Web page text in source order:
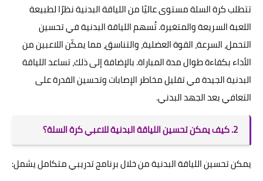
تتطلب كرة السلة مستوى عاليًا من اللياقة البدنية نظرًا لطبيعة
اللعبة السريعة والمتغيرة. تُسهم اللياقة البدنية في تحسين
التحمل، السرعة، القوة العضلية، والتناسق، مما يمكّن اللاعبين من
الأداء بكفاءة طوال مدة المباراة. بالإضافة إلى ذلك، تساعد اللياقة
البدنية الجيدة في تقليل مخاطر الإصابات وتحسين القدرة على
التعافي بعد الجهد البدني.
2. كيف يمكن تحسين اللياقة البدنية للاعبي كرة السلة؟
يمكن تحسين اللياقة البدنية من خلال برنامج تدريبي متكامل يشمل: